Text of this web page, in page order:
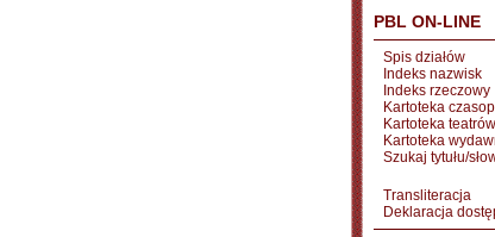
PBL ON-LINE
Spis działów
Indeks nazwisk
Indeks rzeczowy
Kartoteka
Kartoteka teatrów
Kartoteka
Szukaj tytułu/
Transliteracja
Deklaracja